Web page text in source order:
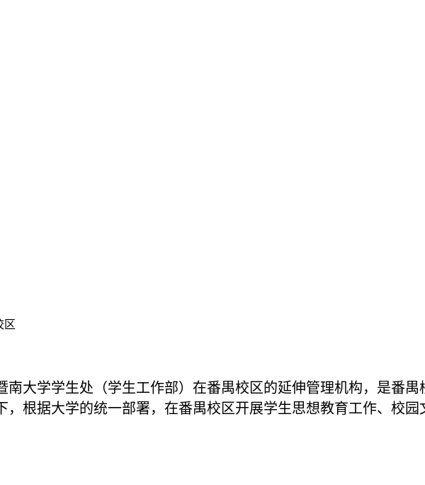
区
学学生处（学生工作部）在番禺校区的延伸管理机构，是番禺
，根据大学的统一部署，在番禺校区开展学生思想教育工作、校